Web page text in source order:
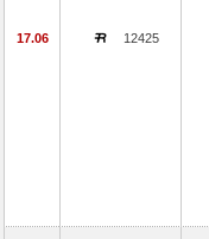
17.06 12425